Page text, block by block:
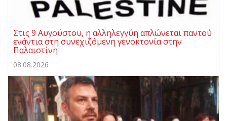
Στις 9 Αυγούστου, η αλληλεγγύη απλώνεται παντού
ενάντια στη συνεχιζόμενη γενοκτονία στην
Παλαιστίνη
08.08.2026